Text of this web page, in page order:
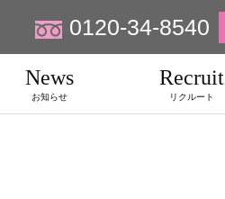
0120-34-8540
News
お知らせ
Recruit
リクルート